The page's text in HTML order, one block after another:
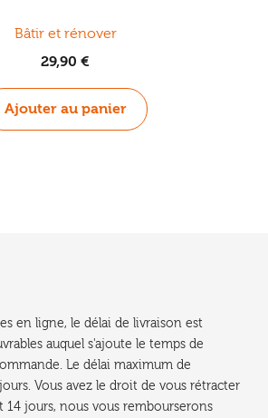
Bâtir et rénover
29,90 €
Ajouter au panier
en ligne, le délai de livraison est
auquel s'ajoute le temps de
Le délai maximum de
Vous avez le droit de vous rétracter
14 jours, nous vous rembourserons